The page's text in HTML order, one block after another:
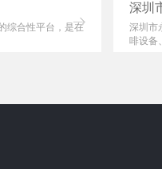
综合性平台，是在
深圳
深圳市
啡设备